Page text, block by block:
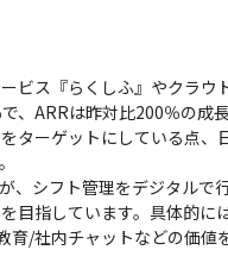
ビス『らくしふ』やクラ
、ARRは昨対比200％の成
ターゲットにしている点
、シフト管理をデジタル
目指しています。具体的
/社内チャットなどの価